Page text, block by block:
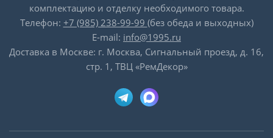
комплектацию и отделку необходимого товара.
Телефон: +7 (985) 238-99-99 (без обеда и выходных)
E-mail: info@1995.ru
Доставка в Москве: г. Москва, Сигнальный проезд, д. 16,
стр. 1, ТВЦ «РемДекор»